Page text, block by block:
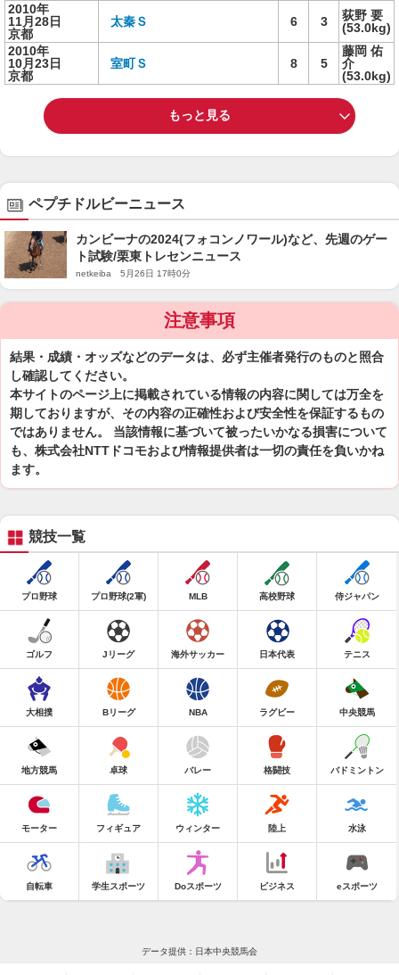
2010年
11月28日
京都
太秦Ｓ 6 3
荻野 要
(53.0kg)
2010年
10月23日
京都
室町Ｓ 8 5
藤岡 佑
介
(53.0kg)
もっと見る
ペプチドルビーニュース
カンビーナの2024(フォコンノワール)など、先週のゲー
ト試験/栗東トレセンニュース
netkeiba 5月26日 17時0分
注意事項
結果・成績・オッズなどのデータは、必ず主催者発行のものと照合
し確認してください。
本サイトのページ上に掲載されている情報の内容に関しては万全を
期しておりますが、その内容の正確性および安全性を保証するもの
ではありません。 当該情報に基づいて被ったいかなる損害について
も、株式会社NTTドコモおよび情報提供者は一切の責任を負いかね
ます。
競技一覧
プロ野球 プロ野球(2軍) MLB 高校野球 侍ジャパン
ゴルフ Jリーグ 海外サッカー 日本代表 テニス
大相撲 Bリーグ NBA ラグビー 中央競馬
地方競馬 卓球 バレー 格闘技 バドミントン
モーター フィギュア ウィンター 陸上 水泳
自転車 学生スポーツ Doスポーツ ビジネス eスポーツ
データ提供：日本中央競馬会